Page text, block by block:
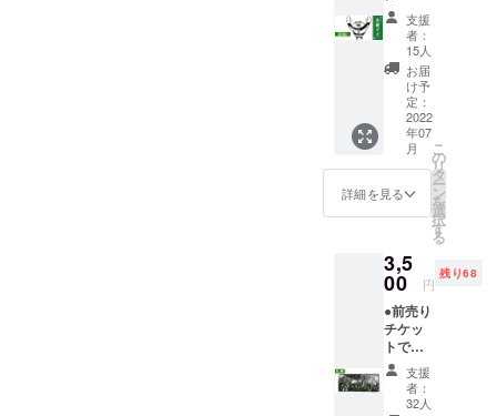
しま
す！ ※
札幌公
演に間
に合う
よう
2022/6/
16(木)
までに
ご支援
いただ
29(水)
までに
お届け
いたし
ます。
それ以
降は順
次発送
させて
会場に
来れな
いのだ
けど応
援して
くださ
る方、
リター
ンはい
らない
という
ご機嫌
な方！
な、あ
なたの
心意気
に感謝
いたし
ま
す！！
！ イベ
ント終
支援
者：
15人
お届
け予
定：
2022
年07
月
詳細を見る
こ
の
リ
タ
ー
ン
を
選
択
す
る
3,5
00 円
残り68
●前売り
チケッ
トで応
援！(札
幌公演)
￥3,500
支援
者：
32人